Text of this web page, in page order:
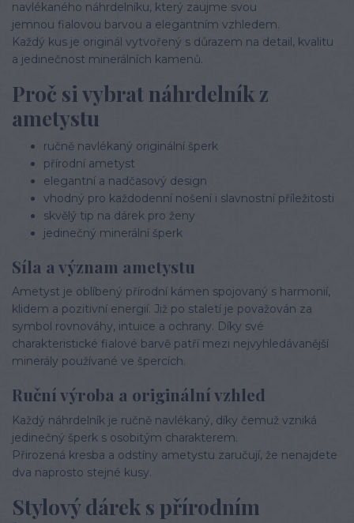
navlékaného náhrdelníku, který zaujme svou
jemnou fialovou barvou a elegantním vzhledem.
Každý kus je originál vytvořený s důrazem na detail, kvalitu
a jedinečnost minerálních kamenů.
Proč si vybrat náhrdelník z
ametystu
ručně navlékaný originální šperk
přírodní ametyst
elegantní a nadčasový design
vhodný pro každodenní nošení i slavnostní příležitosti
skvělý tip na dárek pro ženy
jedinečný minerální šperk
Síla a význam ametystu
Ametyst je oblíbený přírodní kámen spojovaný s harmonií,
klidem a pozitivní energií. Již po staletí je považován za
symbol rovnováhy, intuice a ochrany. Díky své
charakteristické fialové barvě patří mezi nejvyhledávanější
minerály používané ve špercích.
Ruční výroba a originální vzhled
Každý náhrdelník je ručně navlékaný, díky čemuž vzniká
jedinečný šperk s osobitým charakterem.
Přirozená kresba a odstíny ametystu zaručují, že nenajdete
dva naprosto stejné kusy.
Stylový dárek s přírodním